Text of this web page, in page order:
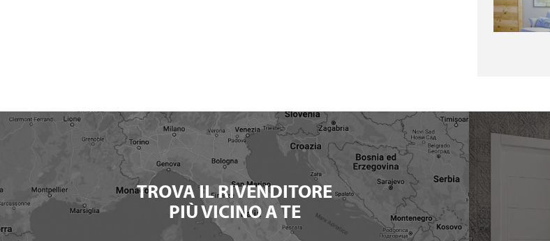
TROVA IL RIVENDITORE
PIÙ VICINO A TE